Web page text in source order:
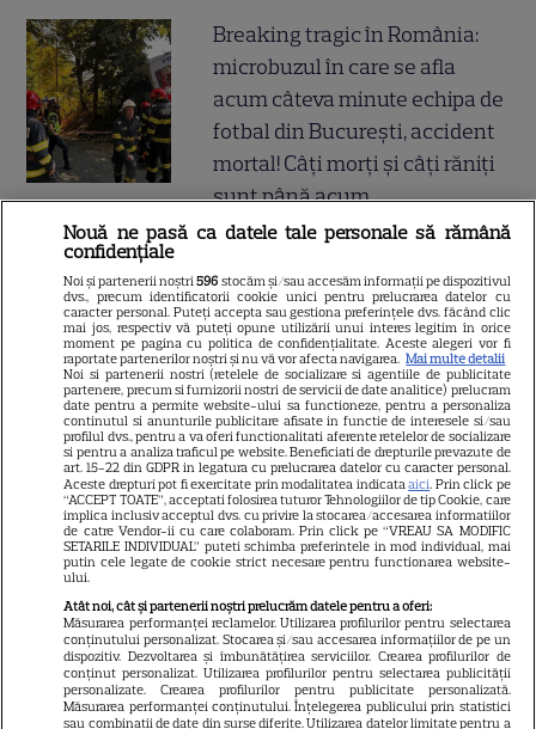
Breaking tragic în România:
microbuzul în care se afla
acum câteva minute echipa de
fotbal din București, accident
mortal! Câți morți și câți răniți
sunt până acum
stat dacă-ți îngrijești părinții,
bunicii sau pe cineva vârstnic
din familie. Acum s-a decis!
Cum trebuie să procedezi
Jorge, revoltat după ce și-a
găsit apartamentul de la mare
devastat. Ce au lăsat în urmă
turiștii este strigător la Cer
Fiul Deei și al lui Dinu Maxer a
intrat la un liceu de renume
Nouă ne pasă ca datele tale personale să rămână
confidențiale
Noi și partenerii noștri596 stocăm și/sau accesăm informații pe dispozitivul
dvs., precum identificatorii cookie unici pentru prelucrarea datelor cu
caracter personal. Puteți accepta sau gestiona preferințele dvs. făcând clic
mai jos, respectiv vă puteți opune utilizării unui interes legitim în orice
moment pe pagina cu politica de confidențialitate. Aceste alegeri vor fi
raportate partenerilor noștri și nu vă vor afecta navigarea. Mai multe detalii
Noi si partenerii nostri (retelele de socializare si agentiile de publicitate
partenere, precum si furnizorii nostri de servicii de date analitice) prelucram
date pentru a permite website-ului sa functioneze, pentru a personaliza
continutul si anunturile publicitare afisate in functie de interesele si/sau
profilul dvs., pentru a va oferi functionalitati aferente retelelor de socializare
si pentru a analiza traficul pe website. Beneficiati de drepturile prevazute de
art. 15-22 din GDPR in legatura cu prelucrarea datelor cu caracter personal.
Aceste drepturi pot fi exercitate prin modalitatea indicataaici. Prin click pe
“ACCEPT TOATE”, acceptati folosirea tuturor Tehnologiilor de tip Cookie, care
implica inclusiv acceptul dvs. cu privire la stocarea/accesarea informatiilor
de catre Vendor-ii cu care colaboram. Prin click pe “VREAU SA MODIFIC
SETARILE INDIVIDUAL” puteti schimba preferintele in mod individual, mai
putin cele legate de cookie strict necesare pentru functionarea website-
ului.
Atât noi, cât și partenerii noștri prelucrăm datele pentru a oferi:
Măsurarea performanței reclamelor. Utilizarea profilurilor pentru selectarea
conținutului personalizat. Stocarea și/sau accesarea informațiilor de pe un
dispozitiv. Dezvoltarea și îmbunătățirea serviciilor. Crearea profilurilor de
conținut personalizat. Utilizarea profilurilor pentru selectarea publicității
personalizate. Crearea profilurilor pentru publicitate personalizată.
Măsurarea performanței conținutului. Înțelegerea publicului prin statistici
sau combinații de date din surse diferite. Utilizarea datelor limitate pentru a